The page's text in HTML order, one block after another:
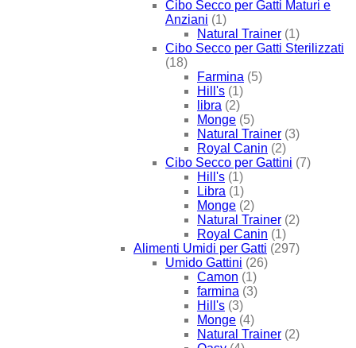
Cibo Secco per Gatti Maturi e
Anziani (1)
Natural Trainer (1)
Cibo Secco per Gatti Sterilizzati
(18)
Farmina (5)
Hill's (1)
libra (2)
Monge (5)
Natural Trainer (3)
Royal Canin (2)
Cibo Secco per Gattini (7)
Hill's (1)
Libra (1)
Monge (2)
Natural Trainer (2)
Royal Canin (1)
Alimenti Umidi per Gatti (297)
Umido Gattini (26)
Camon (1)
farmina (3)
Hill's (3)
Monge (4)
Natural Trainer (2)